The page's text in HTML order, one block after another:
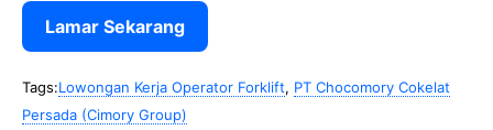
Lamar Sekarang
Tags:Lowongan Kerja Operator Forklift, PT Chocomory Cokelat
Persada (Cimory Group)